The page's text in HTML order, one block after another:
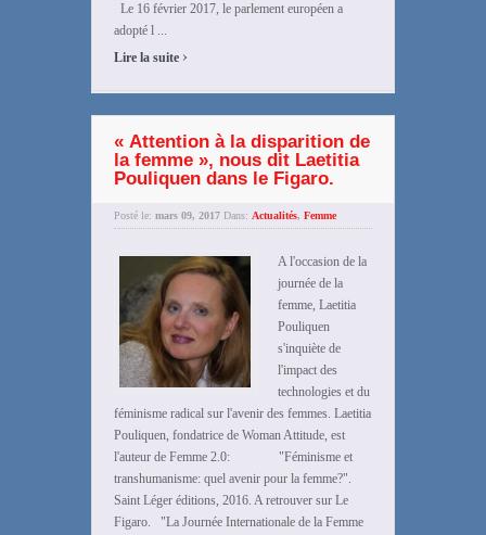
Le 16 février 2017, le parlement européen a
adopté l ...
Lire la suite ›
« Attention à la disparition de
la femme », nous dit Laetitia
Pouliquen dans le Figaro.
Posté le: mars 09, 2017 Dans: Actualités, Femme
A l'occasion de la
journée de la
femme, Laetitia
Pouliquen
s'inquiète de
l'impact des
technologies et du
féminisme radical sur l'avenir des femmes. Laetitia
Pouliquen, fondatrice de Woman Attitude, est
l'auteur de Femme 2.0: "Féminisme et
transhumanisme: quel avenir pour la femme?".
Saint Léger éditions, 2016. A retrouver sur Le
Figaro. "La Journée Internationale de la Femme